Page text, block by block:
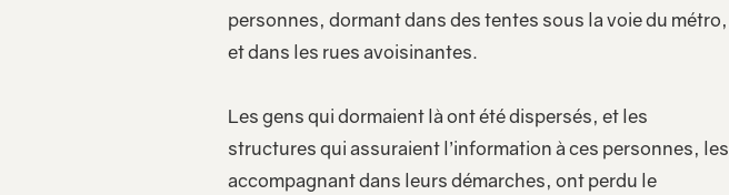
personnes, dormant dans des tentes sous la voie du métro,
et dans les rues avoisinantes.
Les gens qui dormaient là ont été dispersés, et les
structures qui assuraient l’information à ces personnes, les
accompagnant dans leurs démarches, ont perdu le